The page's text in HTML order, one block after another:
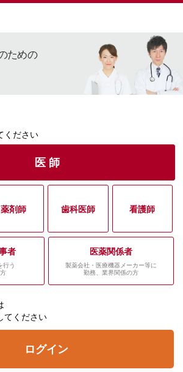
ための
ください
医 師
薬剤師 歯科医師 看護師
者
行う
医薬関係者
製薬会社・医療機器メーカー等に
勤務、業界関係の方
てください
ログイン